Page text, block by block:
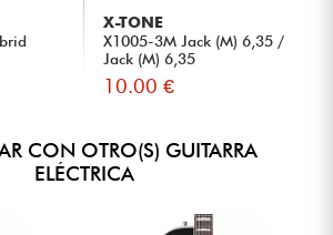
X-TONE
X1005-3M Jack (M) 6,35 /
Jack (M) 6,35
10.00 €
CON OTRO(S) GUITARRA
ELÉCTRICA